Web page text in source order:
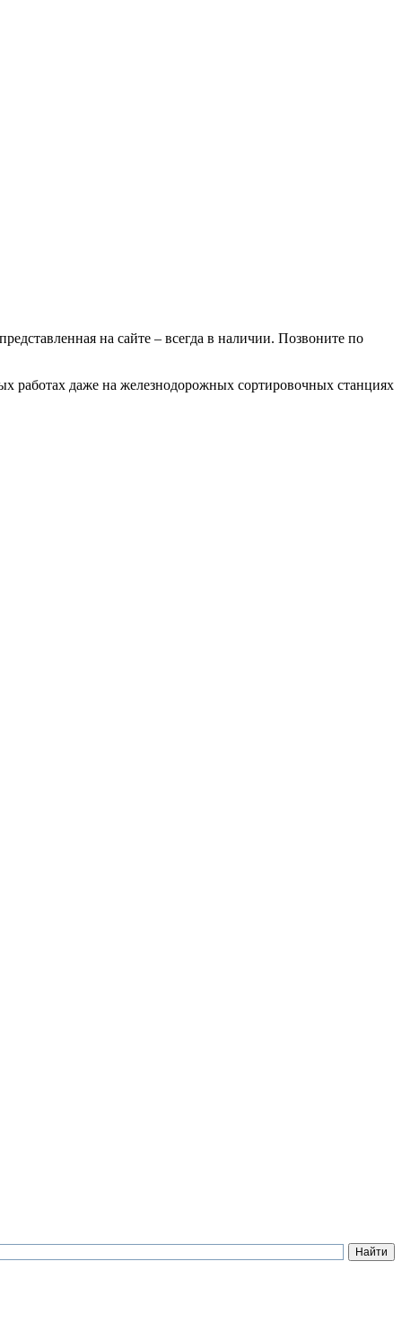
на сайте – всегда в наличии. Позвоните по
работах даже на железнодорожных сортировочных станциях